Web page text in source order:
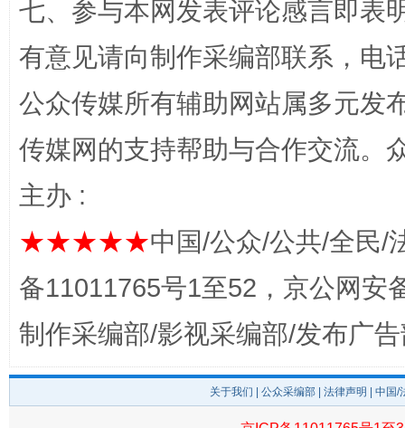
完善运行机制助力责任有效落实
七、参与本网发表评论感言即表
有意见请向制作采编部联系，电
公众传媒所有辅助网站属多元发
传媒网的支持帮助与合作交流。
主办 :
★★★★★中国/公众/公共/全民/
备11011765号1至52，京公网安
制作采编部/影视采编部/发布广
关于我们 公众采编部 法律声明 | 中国